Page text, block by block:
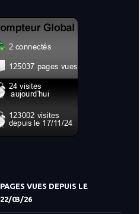
PAGES VUES DEPUIS LE
22/03/26